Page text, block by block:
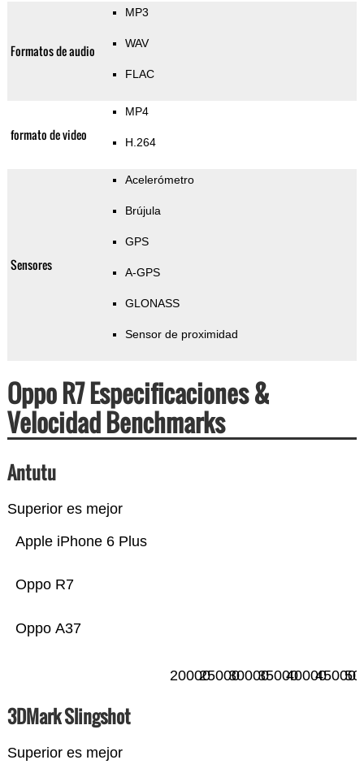
Formatos de audio
MP3
WAV
FLAC
formato de video
MP4
H.264
Sensores
Acelerómetro
Brújula
GPS
A-GPS
GLONASS
Sensor de proximidad
Oppo R7 Especificaciones &
Velocidad Benchmarks
Antutu
Superior es mejor
Oppo A37
Oppo R7
Apple iPhone 6 Plus
200002500030000350004000045000
3DMark Slingshot
Superior es mejor